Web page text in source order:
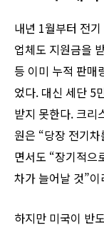
내년 1월부터 전
업체도 지원금을
등 이미 누적 판매
었다. 대신 세단 5
받지 못한다. 크리
원은 “당장 전기
면서도 “장기적으
차가 늘어날 것”
하지만 미국이 반